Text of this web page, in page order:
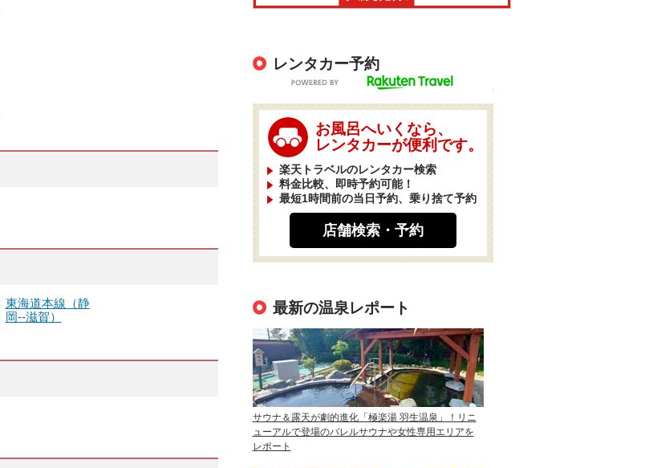
東海道本線（静
岡--滋賀）
レンタカー予約
お風呂へいくなら、
レンタカーが便利です。
楽天トラベルのレンタカー検索
料金比較、即時予約可能！
最短1時間前の当日予約、乗り捨て予約
店舗検索・予約
最新の温泉レポート
サウナ＆露天が劇的進化「極楽湯 羽生温泉」！リニ
ューアルで登場のバレルサウナや女性専用エリアを
レポート